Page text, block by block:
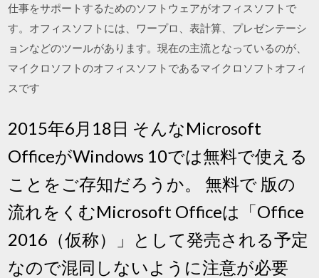
仕事をサポートするためのソフトウェアがオフィスソフトで
す。オフィスソフトには、ワープロ、表計算、プレゼンテーシ
ョンなどのツールがあります。現在の主流となっているのが、
マイクロソフトのオフィスソフトであるマイクロソフトオフィ
スです
2015年6月18日 そんなMicrosoft
OfficeがWindows 10では無料で使える
ことをご存知だろうか。 無料で 版の
流れをくむMicrosoft Officeは「Office
2016（仮称）」として発売される予定
なので混同しないように注意が必要